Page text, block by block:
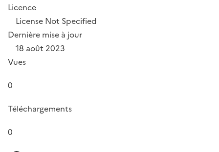
Licence
License Not Specified
Dernière mise à jour
18 août 2023
Vues
0
Téléchargements
0